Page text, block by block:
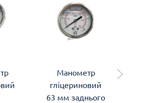
Манометр
гліцериновий
63 мм заднього